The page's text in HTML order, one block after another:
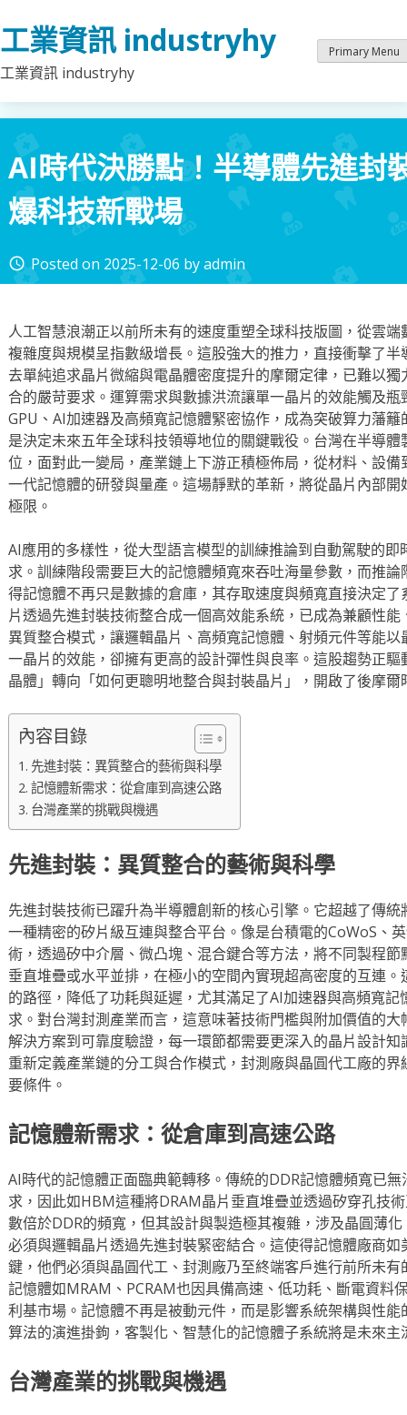
to
content
工業資訊 industryhy
工業資訊 industryhy
Primary Menu
AI時代決勝點！半導體先進封
爆科技新戰場
access_time Posted on 2025-12-06 byadmin
人工智慧浪潮正以前所未有的速度重塑全球科技版圖，從雲
複雜度與規模呈指數級增長。這股強大的推力，直接衝擊了
去單純追求晶片微縮與電晶體密度提升的摩爾定律，已難以
合的嚴苛要求。運算需求與數據洪流讓單一晶片的效能觸及
GPU、AI加速器及高頻寬記憶體緊密協作，成為突破算力藩
是決定未來五年全球科技領導地位的關鍵戰役。台灣在半導
位，面對此一變局，產業鏈上下游正積極佈局，從材料、設
一代記憶體的研發與量產。這場靜默的革新，將從晶片內部
極限。
AI應用的多樣性，從大型語言模型的訓練推論到自動駕駛的
求。訓練階段需要巨大的記憶體頻寬來吞吐海量參數，而推
得記憶體不再只是數據的倉庫，其存取速度與頻寬直接決定
片透過先進封裝技術整合成一個高效能系統，已成為兼顧性
異質整合模式，讓邏輯晶片、高頻寬記憶體、射頻元件等能
一晶片的效能，卻擁有更高的設計彈性與良率。這股趨勢正
晶體」轉向「如何更聰明地整合與封裝晶片」，開啟了後摩爾
內容目錄
先進封裝：異質整合的藝術與科學
記憶體新需求：從倉庫到高速公路
台灣產業的挑戰與機遇
先進封裝：異質整合的藝術與科學
先進封裝技術已躍升為半導體創新的核心引擎。它超越了傳
一種精密的矽片級互連與整合平台。像是台積電的CoWoS、
術，透過矽中介層、微凸塊、混合鍵合等方法，將不同製程
垂直堆疊或水平並排，在極小的空間內實現超高密度的互連
的路徑，降低了功耗與延遲，尤其滿足了AI加速器與高頻寬
求。對台灣封測產業而言，這意味著技術門檻與附加價值的
解決方案到可靠度驗證，每一環節都需要更深入的晶片設計
重新定義產業鏈的分工與合作模式，封測廠與晶圓代工廠的
要條件。
記憶體新需求：從倉庫到高速公路
AI時代的記憶體正面臨典範轉移。傳統的DDR記憶體頻寬已
求，因此如HBM這種將DRAM晶片垂直堆疊並透過矽穿孔技
數倍於DDR的頻寬，但其設計與製造極其複雜，涉及晶圓薄
必須與邏輯晶片透過先進封裝緊密結合。這使得記憶體廠商
鍵，他們必須與晶圓代工、封測廠乃至終端客戶進行前所未
記憶體如MRAM、PCRAM也因具備高速、低功耗、斷電資料
利基市場。記憶體不再是被動元件，而是影響系統架構與性
算法的演進掛鉤，客製化、智慧化的記憶體子系統將是未來主
台灣產業的挑戰與機遇